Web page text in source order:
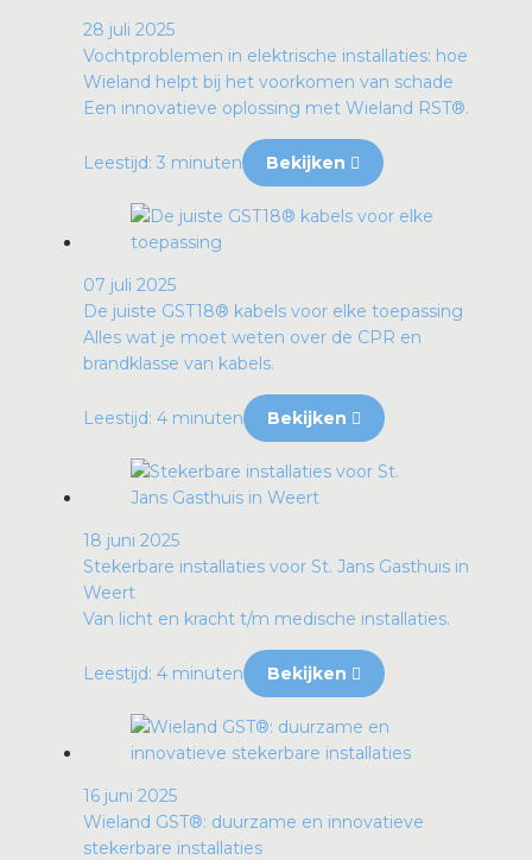
28 juli 2025
Vochtproblemen in elektrische installaties: hoe
Wieland helpt bij het voorkomen van schade
Een innovatieve oplossing met Wieland RST®.
Leestijd: 3 minuten Bekijken
07 juli 2025
De juiste GST18® kabels voor elke toepassing
Alles wat je moet weten over de CPR en
brandklasse van kabels.
Leestijd: 4 minuten Bekijken
18 juni 2025
Stekerbare installaties voor St. Jans Gasthuis in
Weert
Van licht en kracht t/m medische installaties.
Leestijd: 4 minuten Bekijken
16 juni 2025
Wieland GST®: duurzame en innovatieve
stekerbare installaties